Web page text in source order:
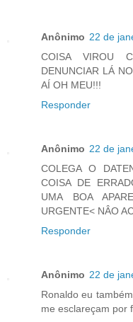
Anônimo 22 de
COISA VIROU
DENUNCIAR LÁ
AÍ OH MEU!!!
Responder
Anônimo 22 de
COLEGA O
COISA DE
UMA BOA
URGENTE< NÂO
Responder
Anônimo 22 de
Ronaldo eu
me esclareçam por